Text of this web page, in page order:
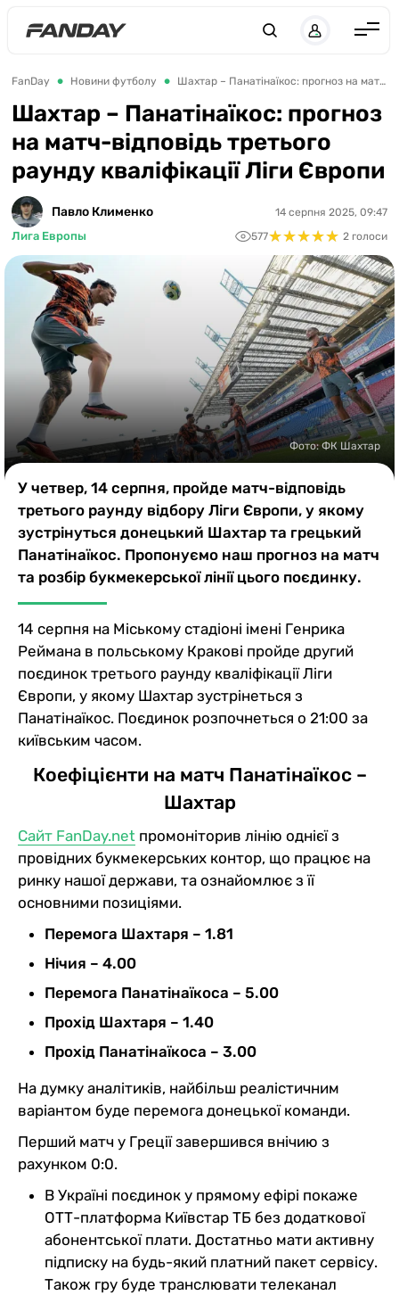
Англія
Іспанія
Німеччина
Італія
Франція
Україна
ЛЧ
ЛЕ
ЧЕ-2028
Букмекери
Казино
FanDay Новини футболу Шахтар – Панатінаїкос: прогноз на матч-відповідь третього раунду кваліфікації Ліги Європи
Шахтар – Панатінаїкос: прогноз
на матч-відповідь третього
раунду кваліфікації Ліги Європи
Павло Клименко
Лига Европы
14 серпня 2025, 09:47
577★★★★★
★★★★★ 2 голоси
Фото: ФК Шахтар
У четвер, 14 серпня, пройде матч-відповідь
третього раунду відбору Ліги Європи, у якому
зустрінуться донецький Шахтар та грецький
Панатінаїкос. Пропонуємо наш прогноз на матч
та розбір букмекерської лінії цього поєдинку.
14 серпня на Міському стадіоні імені Генрика
Реймана в польському Кракові пройде другий
поєдинок третього раунду кваліфікації Ліги
Європи, у якому Шахтар зустрінеться з
Панатінаїкос. Поєдинок розпочнеться о 21:00 за
київським часом.
Коефіцієнти на матч Панатінаїкос –
Шахтар
Сайт FanDay.net промоніторив лінію однієї з
провідних букмекерських контор, що працює на
ринку нашої держави, та ознайомлює з її
основними позиціями.
Перемога Шахтаря – 1.81
Нічия – 4.00
Перемога Панатінаїкоса – 5.00
Прохід Шахтаря – 1.40
Прохід Панатінаїкоса – 3.00
На думку аналітиків, найбільш реалістичним
варіантом буде перемога донецької команди.
Перший матч у Греції завершився внічию з
рахунком 0:0.
В Україні поєдинок у прямому ефірі покаже
ОТТ-платформа Київстар ТБ без додаткової
абонентської плати. Достатньо мати активну
підписку на будь-який платний пакет сервісу.
Також гру буде транслювати телеканал